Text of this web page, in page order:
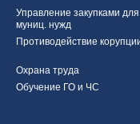
Управление закупками для
муниц. нужд
Противодействие
Охрана труда
Обучение ГО и ЧС